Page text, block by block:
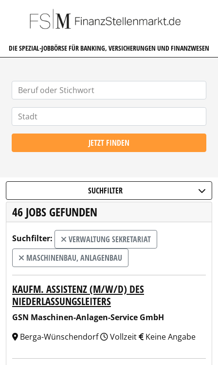
DIE SPEZIAL-JOBBÖRSE FÜR BANKING, VERSICHERUNGEN UND FINANZWESEN
JETZT FINDEN
SUCHFILTER
46 JOBS GEFUNDEN
Suchfilter:
VERWALTUNG SEKRETARIAT
MASCHINENBAU, ANLAGENBAU
KAUFM. ASSISTENZ (M/W/D) DES
NIEDERLASSUNGSLEITERS
GSN Maschinen-Anlagen-Service GmbH
Berga-Wünschendorf
Vollzeit Keine Angabe